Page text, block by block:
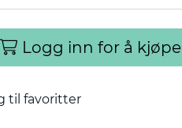
Logg inn for å kjøpe
til favoritter